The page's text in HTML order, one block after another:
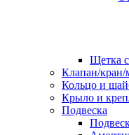
Щетка
Клапан/кран/
Кольцо и
Крыло и
Подвеска